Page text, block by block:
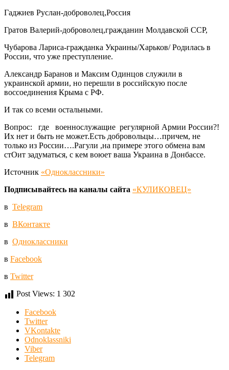
Гаджиев Руслан-доброволец,Россия
Гратов Валерий-доброволец,гражданин Молдавской ССР,
Чубарова Лариса-гражданка Украины/Харьков/ Родилась в
России, что уже преступление.
Александр Баранов и Максим Одинцов служили в
украинской армии, но перешли в российскую после
воссоединения Крыма с РФ.
И так со всеми остальными.
Вопрос: где военнослужащие регулярной Армии России?!
Их нет и быть не может.Есть добровольцы…причем, не
только из России….Рагули ,на примере этого обмена вам
стОит задуматься, с кем воюет ваша Украина в Донбассе.
Источник «Одноклассники»
Подписывайтесь на каналы сайта «КУЛИКОВЕЦ»
в Telegram
в ВКонтакте
в Одноклассники
в Facebook
в Twitter
Post Views: 1 302
Facebook
Twitter
VKontakte
Odnoklassniki
Viber
Telegram